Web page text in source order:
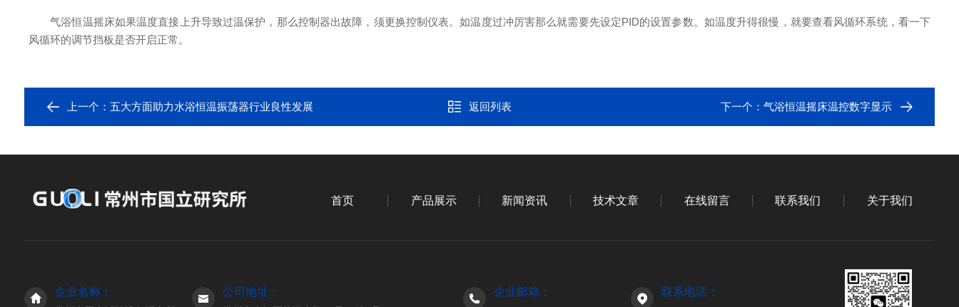
气浴恒温摇床如果温度直接上升导致过温保护，那么控制器出故障，须更换控制仪表。如温度过冲厉害那么就需要先设定PID的设置参数。如温度升得很慢，就要查看风循环系统，看一下
风循环的调节挡板是否开启正常。
上一个： 五大方面助力水浴恒温振荡器行业良性发展 返回列表 下一个：气浴恒温摇床温控数字显示
首页 产品展示 新闻资讯 技术文章 在线留言 联系我们 关于我们
企业名称： 公司地址： 企业邮箱： 联系电话：